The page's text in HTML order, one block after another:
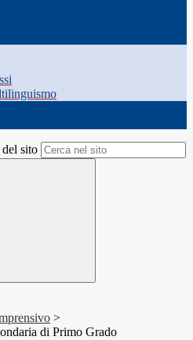
sito
>
di Primo Grado